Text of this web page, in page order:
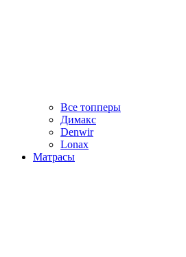
Все топперы
Димакс
Denwir
Lonax
Матрасы